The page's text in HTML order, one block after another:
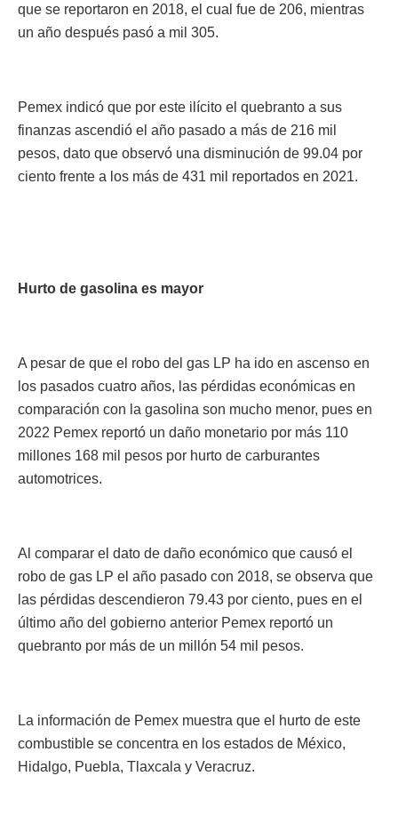
que se reportaron en 2018, el cual fue de 206, mientras
un año después pasó a mil 305.
Pemex indicó que por este ilícito el quebranto a sus
finanzas ascendió el año pasado a más de 216 mil
pesos, dato que observó una disminución de 99.04 por
ciento frente a los más de 431 mil reportados en 2021.
Hurto de gasolina es mayor
A pesar de que el robo del gas LP ha ido en ascenso en
los pasados cuatro años, las pérdidas económicas en
comparación con la gasolina son mucho menor, pues en
2022 Pemex reportó un daño monetario por más 110
millones 168 mil pesos por hurto de carburantes
automotrices.
Al comparar el dato de daño económico que causó el
robo de gas LP el año pasado con 2018, se observa que
las pérdidas descendieron 79.43 por ciento, pues en el
último año del gobierno anterior Pemex reportó un
quebranto por más de un millón 54 mil pesos.
La información de Pemex muestra que el hurto de este
combustible se concentra en los estados de México,
Hidalgo, Puebla, Tlaxcala y Veracruz.